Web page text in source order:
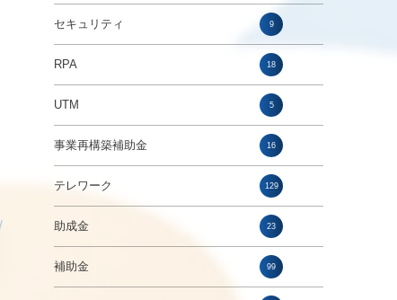
セキュリティ 9
RPA 18
UTM 5
事業再構築補助金 16
テレワーク 129
助成金 23
補助金 99